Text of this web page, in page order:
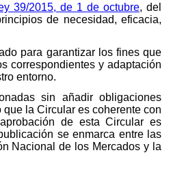
39/2015, de 1 de octubre, del
de necesidad, eficacia,
para garantizar los fines que
correspondientes y adaptación
entorno.
sin añadir obligaciones
la Circular es coherente con
de esta Circular es
se enmarca entre las
Nacional de los Mercados y la